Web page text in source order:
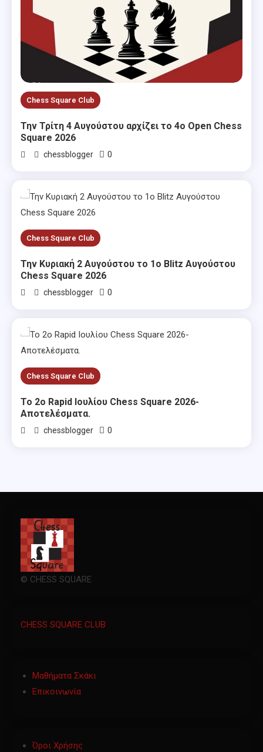
Chess Square Club
Την Τρίτη 4 Αυγούστου αρχίζει το 4ο Open Chess
Square 2026
chessblogger 0
Chess Square Club
Την Κυριακή 2 Αυγούστου το 1ο Blitz Αυγούστου
Chess Square 2026
chessblogger 0
Chess Square Club
Το 2ο Rapid Ιουλίου Chess Square 2026-
Αποτελέσματα.
chessblogger 0
© CHESS SQUARE
CHESS SQUARE CLUB
Μαθήματα Σκάκι
Επικοινωνία
Όροι Χρήσης